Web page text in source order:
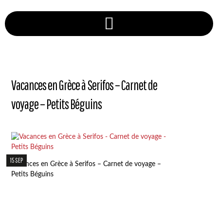
Vacances en Grèce à Serifos – Carnet de
voyage – Petits Béguins
15 SEP
Vacances en Grèce à Serifos – Carnet de voyage –
Petits Béguins